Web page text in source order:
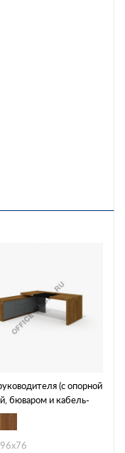
(с опорной
бюваром и кабель-
Neo-200.1R/L